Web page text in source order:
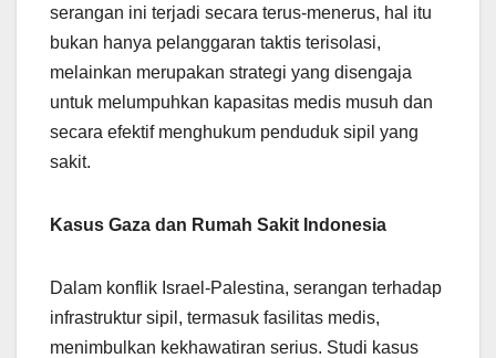
serangan ini terjadi secara terus-menerus, hal itu
bukan hanya pelanggaran taktis terisolasi,
melainkan merupakan strategi yang disengaja
untuk melumpuhkan kapasitas medis musuh dan
secara efektif menghukum penduduk sipil yang
sakit.
Kasus Gaza dan Rumah Sakit Indonesia
Dalam konflik Israel-Palestina, serangan terhadap
infrastruktur sipil, termasuk fasilitas medis,
menimbulkan kekhawatiran serius. Studi kasus